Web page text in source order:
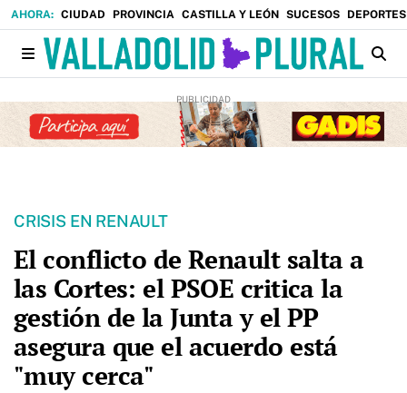
CIUDAD PROVINCIA CASTILLA Y LEÓN SUCESOS DEPORTES
CRISIS EN RENAULT
El conflicto de Renault salta a
las Cortes: el PSOE critica la
gestión de la Junta y el PP
asegura que el acuerdo está
"muy cerca"